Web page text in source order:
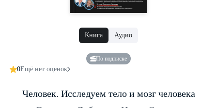
Книга Аудио
По подписке
0Ещё нет оценок
Человек. Исследуем тело и мозг человека